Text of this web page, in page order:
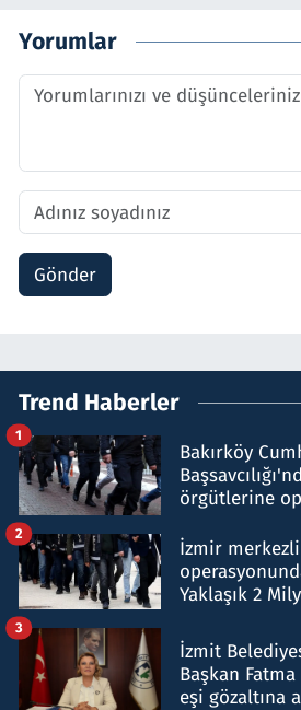
Yorumlar
Gönder
Trend Haberler
Bakırköy
örgütlerine
1
İzmir merkezli
Yaklaşık 2
2
İzmit
Başkan
eşi gözaltına
3